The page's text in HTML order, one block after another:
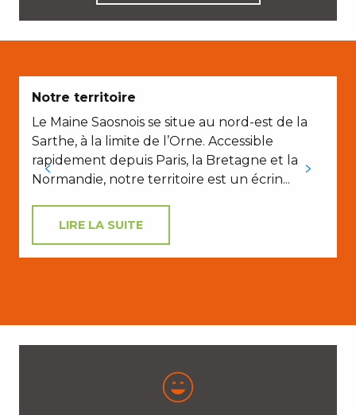
Notre territoire
Le Maine Saosnois se situe au nord-est de la
Sarthe, à la limite de l’Orne. Accessible
rapidement depuis Paris, la Bretagne et la
Normandie, notre territoire est un écrin...
LIRE LA SUITE